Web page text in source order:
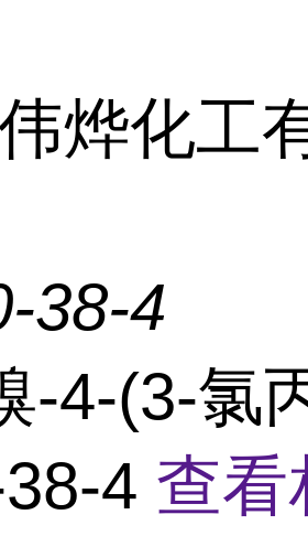
烨化工
38-4
-4-(3-氯
4 查看